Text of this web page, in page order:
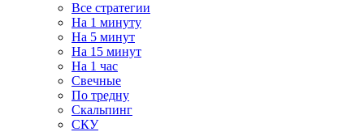
Все стратегии
На 1 минуту
На 5 минут
На 15 минут
На 1 час
Свечные
По тредну
Скальпинг
СКУ